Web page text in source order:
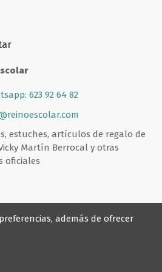
623 92 64 82
estuches, artículos de regalo de
Martín Berrocal y otras
oficiales
además de ofrecer